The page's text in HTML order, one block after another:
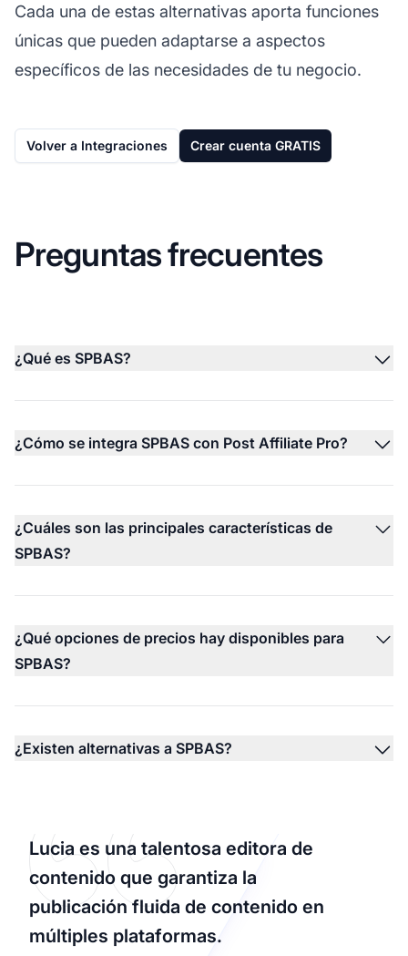
Cada una de estas alternativas aporta funciones
únicas que pueden adaptarse a aspectos
específicos de las necesidades de tu negocio.
Volver a Integraciones Crear cuenta GRATIS
Preguntas frecuentes
¿Qué es SPBAS?
¿Cómo se integra SPBAS con Post Affiliate Pro?
¿Cuáles son las principales características de
SPBAS?
¿Qué opciones de precios hay disponibles para
SPBAS?
¿Existen alternativas a SPBAS?
Lucia es una talentosa editora de
contenido que garantiza la
publicación fluida de contenido en
múltiples plataformas.